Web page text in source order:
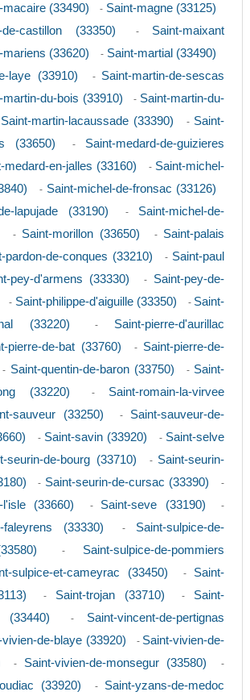
macaire (33490) - Saint-magne (33125)
de-castillon (33350) - Saint-maixant
mariens (33620) - Saint-martial (33490)
laye (33910) - Saint-martin-de-sescas
martin-du-bois (33910) - Saint-martin-du-
Saint-martin-lacaussade (33390) - Saint-
(33650)
- Saint-medard-de-guizieres
medard-en-jalles (33160) - Saint-michel-
- Saint-michel-de-fronsac (33126)
lapujade (33190) - Saint-michel-de-
- Saint-morillon (33650) - Saint-palais
pardon-de-conques (33210) - Saint-paul
pey-d'armens (33330) - Saint-pey-de-
- Saint-philippe-d'aiguille (33350) - Saint-
(33220)
- Saint-pierre-d'aurillac
pierre-de-bat (33760) - Saint-pierre-de-
- Saint-quentin-de-baron (33750) - Saint-
(33220)
- Saint-romain-la-virvee
sauveur (33250) - Saint-sauveur-de-
- Saint-savin (33920) - Saint-selve
seurin-de-bourg (33710) - Saint-seurin-
- Saint-seurin-de-cursac (33390) -
l'isle (33660) - Saint-seve (33190) -
faleyrens (33330) - Saint-sulpice-de-
- Saint-sulpice-de-pommiers
sulpice-et-cameyrac (33450) - Saint-
- Saint-trojan (33710) - Saint-
(33440)
- Saint-vincent-de-pertignas
vivien-de-blaye (33920) - Saint-vivien-de-
- Saint-vivien-de-monsegur (33580) -
(33920) - Saint-yzans-de-medoc